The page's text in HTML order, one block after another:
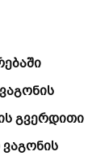
გვერდითი